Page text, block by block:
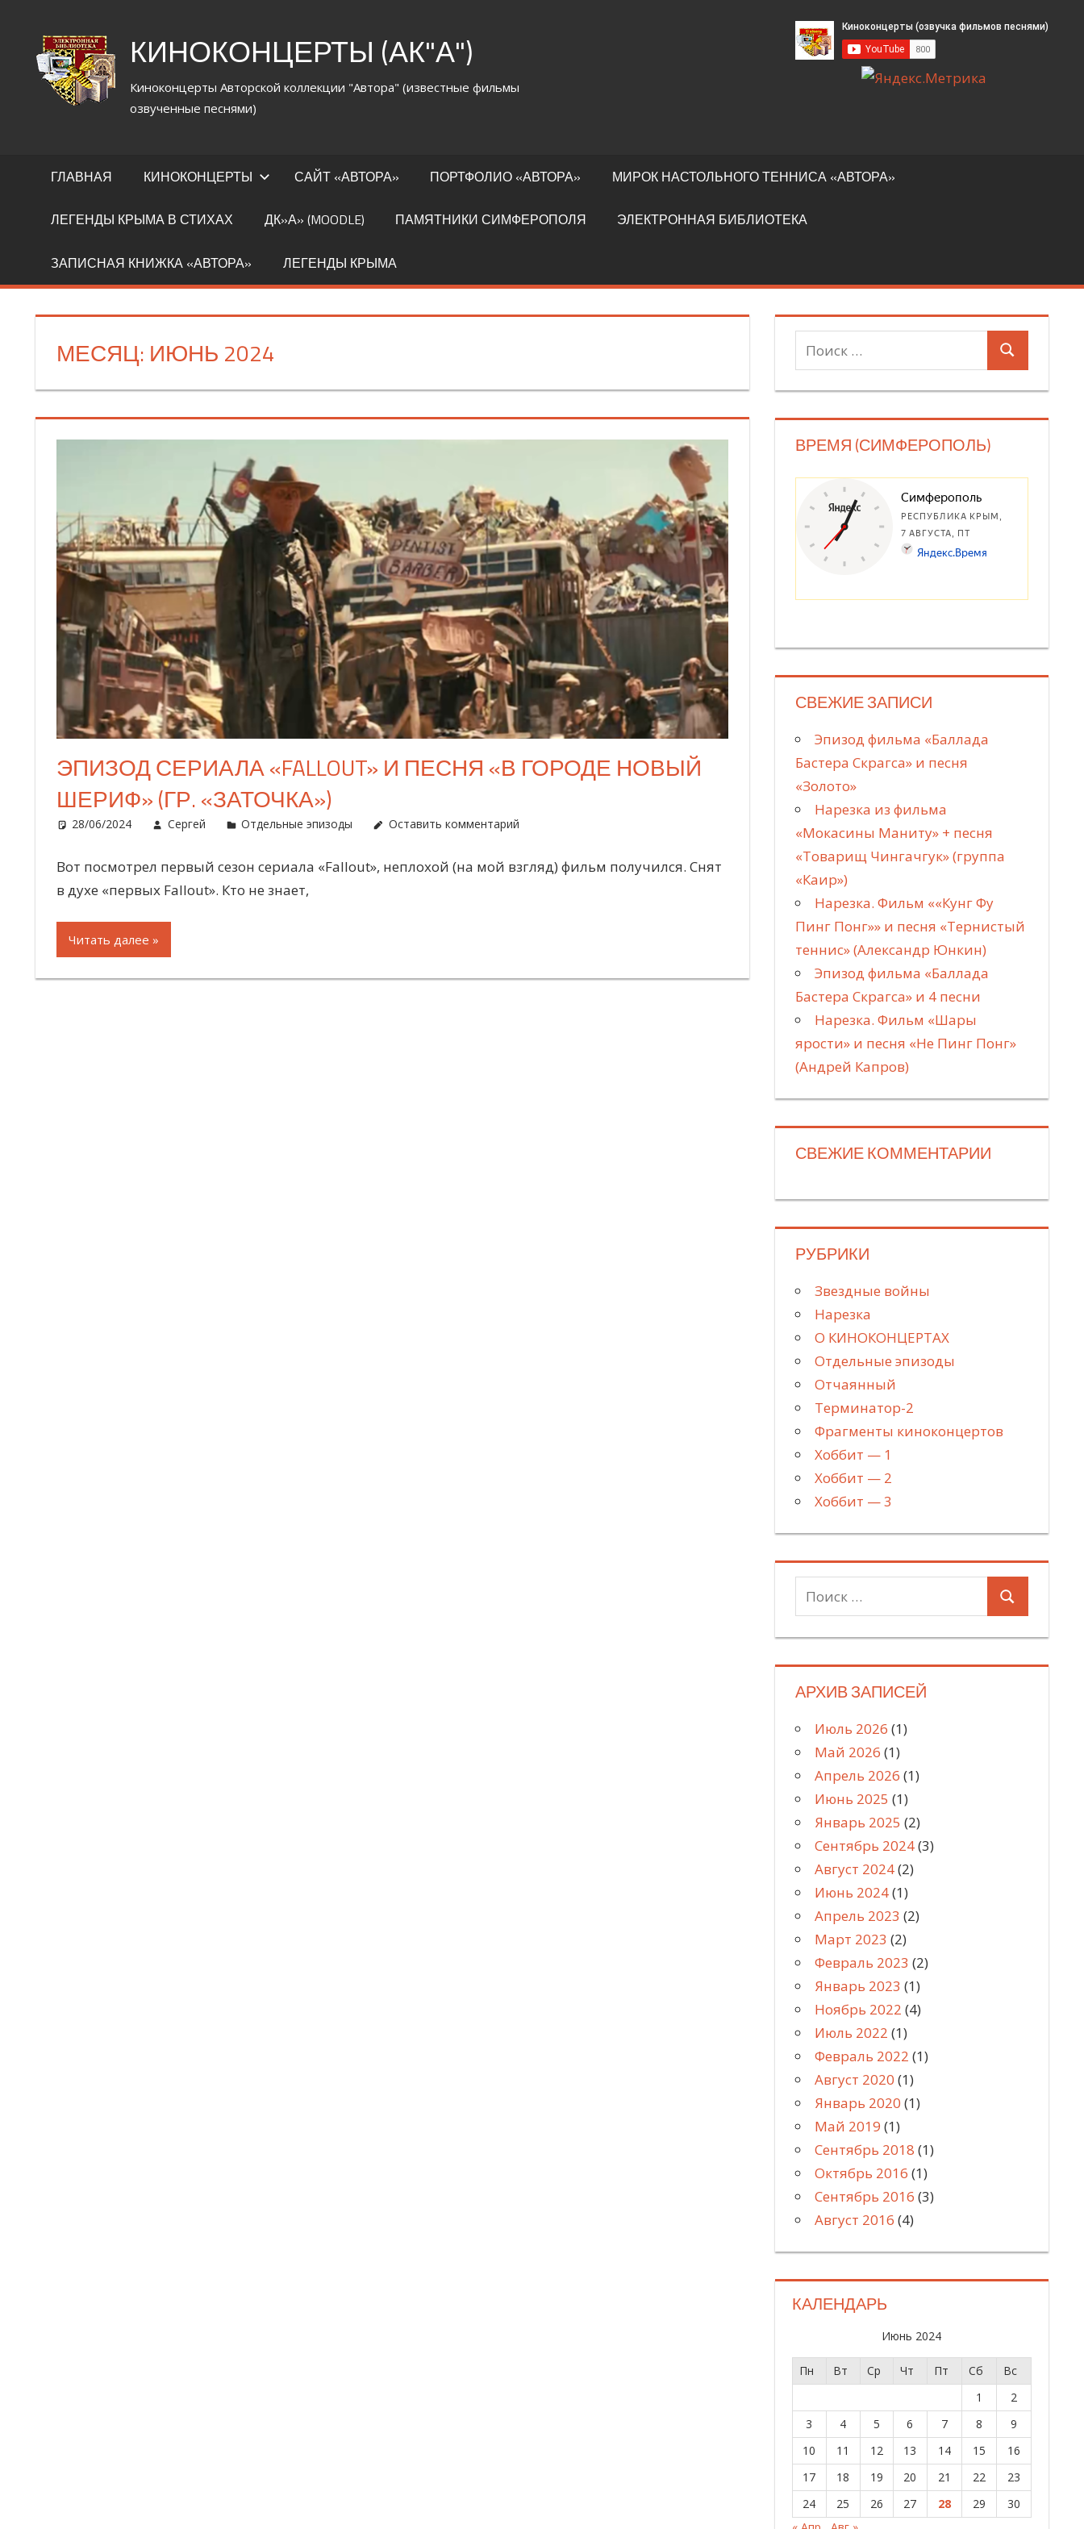
содержимому
КИНОКОНЦЕРТЫ (АК"А")
Киноконцерты Авторской коллекции "Автора" (известные фильмы
озвученные песнями)
ГЛАВНАЯ КИНОКОНЦЕРТЫ САЙТ «АВТОРА» ПОРТФОЛИО «АВТОРА» МИРОК НАСТОЛЬНОГО ТЕННИСА «АВТОРА»
ЛЕГЕНДЫ КРЫМА В СТИХАХ ДК»А» (MOODLE) ПАМЯТНИКИ СИМФЕРОПОЛЯ ЭЛЕКТРОННАЯ БИБЛИОТЕКА
ЗАПИСНАЯ КНИЖКА «АВТОРА» ЛЕГЕНДЫ КРЫМА
МЕСЯЦ: ИЮНЬ 2024
ЭПИЗОД СЕРИАЛА «FALLOUT» И ПЕСНЯ «В ГОРОДЕ НОВЫЙ
ШЕРИФ» (ГР. «ЗАТОЧКА»)
28/06/2024 Сергей Отдельные эпизоды Оставить комментарий
Вот посмотрел первый сезон сериала «Fallout», неплохой (на мой взгляд) фильм получился. Снят
в духе «первых Fallout». Кто не знает,
Читать далее
Поиск
для:
Поиск
ВРЕМЯ (СИМФЕРОПОЛЬ)
СВЕЖИЕ ЗАПИСИ
Эпизод фильма «Баллада
Бастера Скрагса» и песня
«Золото»
Нарезка из фильма
«Мокасины Маниту» + песня
«Товарищ Чингачгук» (группа
«Каир»)
Нарезка. Фильм ««Кунг Фу
Пинг Понг»» и песня «Тернистый
теннис» (Александр Юнкин)
Эпизод фильма «Баллада
Бастера Скрагса» и 4 песни
Нарезка. Фильм «Шары
ярости» и песня «Не Пинг Понг»
(Андрей Капров)
СВЕЖИЕ КОММЕНТАРИИ
РУБРИКИ
Звездные войны
Нарезка
О КИНОКОНЦЕРТАХ
Отдельные эпизоды
Отчаянный
Терминатор-2
Фрагменты киноконцертов
Хоббит — 1
Хоббит — 2
Хоббит — 3
Поиск
для:
Поиск
АРХИВ ЗАПИСЕЙ
Июль 2026 (1)
Май 2026 (1)
Апрель 2026 (1)
Июнь 2025 (1)
Январь 2025 (2)
Сентябрь 2024(3)
Август 2024(2)
Июнь 2024(1)
Апрель 2023 (2)
Март 2023 (2)
Февраль 2023 (2)
Январь 2023 (1)
Ноябрь 2022 (4)
Июль 2022 (1)
Февраль 2022 (1)
Август 2020 (1)
Январь 2020 (1)
Май 2019 (1)
Сентябрь 2018 (1)
Октябрь 2016 (1)
Сентябрь 2016 (3)
Август 2016 (4)
КАЛЕНДАРЬ
Июнь 2024
Пн Вт Ср Чт Пт Сб
Вс
1
2
3
4 5 6 7 8
9
10
11 12 13 14 15
16
17
18 19 20 21 22
23
24
25 26 27 28 29
30